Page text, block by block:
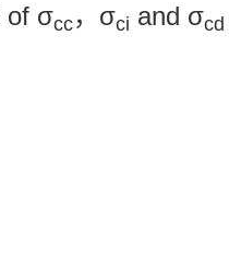
of σcc ，σci and σcd